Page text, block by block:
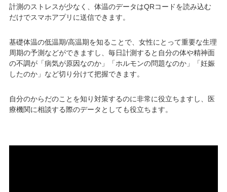
計測のストレスが少なく、体温のデータはQRコードを読み込む
だけでスマホアプリに送信できます。
基礎体温の低温期/高温期を知ることで、女性にとって重要な生理
周期の予測などができますし、毎日計測すると自分の体や精神面
の不調が「病気が原因なのか」「ホルモンの問題なのか」「妊娠
したのか」など切り分けて把握できます。
自分のからだのことを知り対策するのに非常に役立ちますし、医
療機関に相談する際のデータとしても役立ちます。